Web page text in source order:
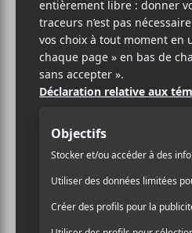
F
A
C
E
B
O
O
T
W
I
T
T
E
R
P
A
R
T
A
G
E